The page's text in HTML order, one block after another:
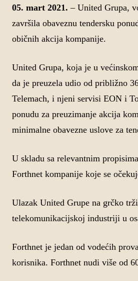
05. mart 2021. – United Grupa,
završila obaveznu tendersku
običnih akcija kompanije.
United Grupa, koja je u
da je preuzela udio od približno
Telemach, i njeni servisi EON i
ponudu za preuzimanje akcija
minimalne obavezne uslove za
U skladu sa relevantnim
Forthnet kompanije koje se
Ulazak United Grupe na grčko
telekomunikacijskoj industriji u
Forthnet je jedan od vodećih
korisnika. Forthnet nudi više od